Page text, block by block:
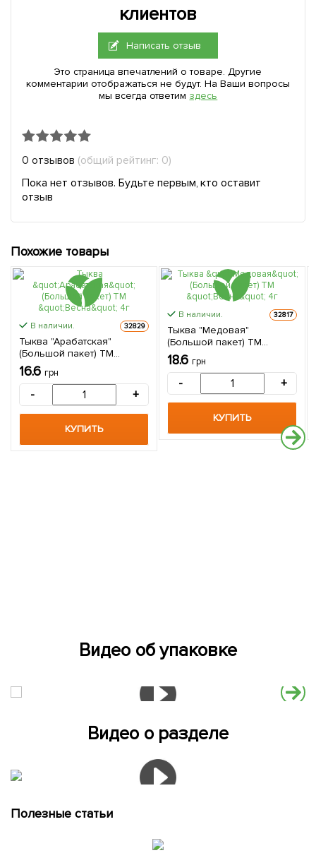
клиентов
Написать отзыв
Это страница впечатлений о товаре. Другие
комментарии отображаться не будут. На Ваши вопросы
мы всегда ответим здесь
0 отзывов (общий рейтинг: 0)
Пока нет отзывов. Будьте первым, кто оставит
отзыв
Похожие товары
В наличии. 32829
Тыква "Арабатская"
(Большой пакет) ТМ
"Весна" 4г
16.6 грн
- +
КУПИТЬ
В наличии. 32817
Тыква "Медовая"
(Большой пакет) ТМ
"Весна" 4г
18.6 грн
- +
КУПИТЬ
Видео об упаковке
Видео о разделе
Полезные статьи